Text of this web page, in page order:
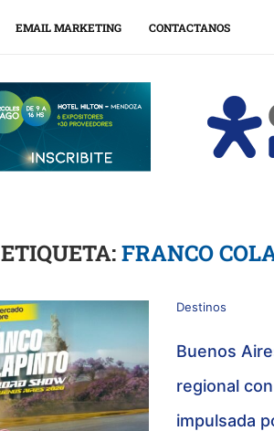
EMAIL MARKETING CONTACTANOS
ETIQUETA:FRANCO
Destinos
Buenos
regional
impulsada